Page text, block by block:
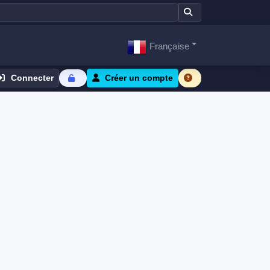
Française
Connecter Créer un compte